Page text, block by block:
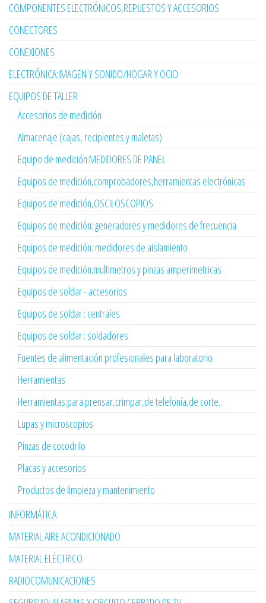
COMPONENTES ELECTRÓNICOS,REPUESTOS Y ACCESORIOS
CONECTORES
CONEXIONES
ELECTRÓNICA:IMAGEN Y SONIDO/HOGAR Y OCIO
EQUIPOS DE TALLER
Accesorios de medición
Almacenaje (cajas, recipientes y maletas)
Equipo de medición:MEDIDORES DE PANEL
Equipos de medición,comprobadores,herramientas electrónicas
Equipos de medición,OSCILOSCOPIOS
Equipos de medición: generadores y medidores de frecuencia
Equipos de medición: medidores de aislamiento
Equipos de medición:multimetros y pinzas amperimetricas
Equipos de soldar - accesorios
Equipos de soldar : centrales
Equipos de soldar : soldadores
Fuentes de alimentación profesionales para laboratorio
Herramientas
Herramientas:para prensar,crimpar,de telefonía,de corte...
Lupas y microscopios
Pinzas de cocodrilo
Placas y accesorios
Productos de limpieza y mantenimiento
INFORMÁTICA
MATERIAL AIRE ACONDICIONADO
MATERIAL ELÉCTRICO
RADIOCOMUNICACIONES